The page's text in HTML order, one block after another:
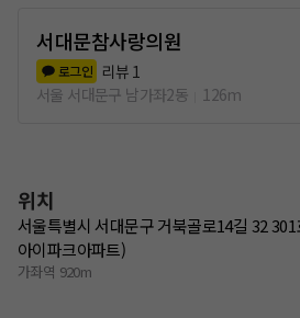
서대문참사랑의원
로그인 리뷰 1
서울 서대문구 남가좌2동
126m
위치
서울특별시 서대문구 거북골로14길 32
아이파크아파트)
가좌역 920m